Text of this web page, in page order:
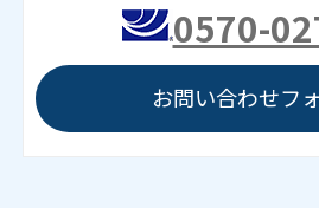
0570-
お問い合わせフ